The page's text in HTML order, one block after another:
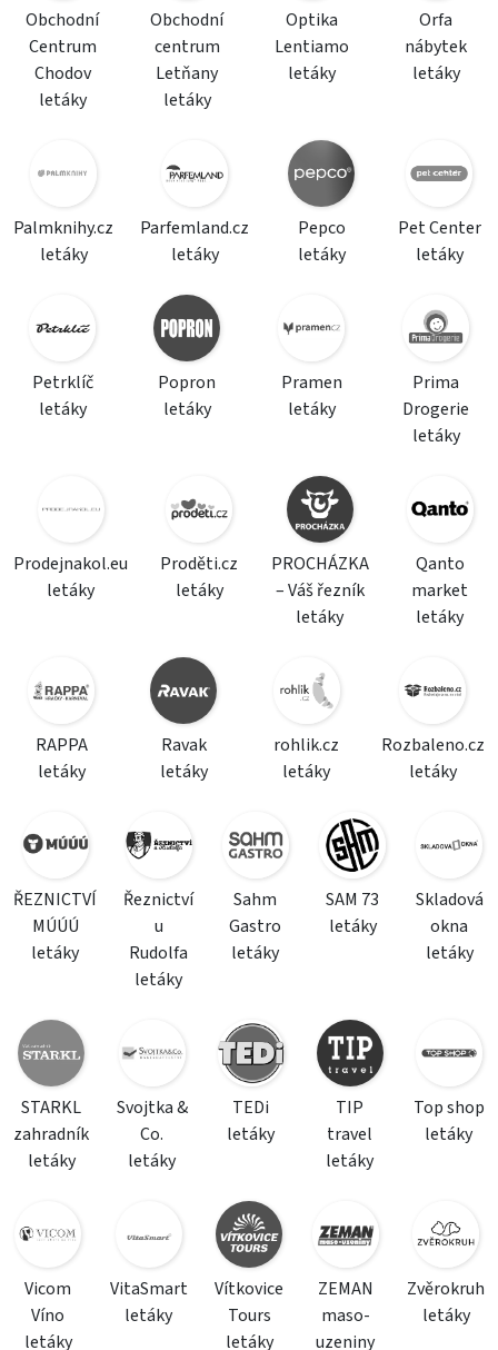
Obchodní
Centrum
Chodov
letáky
Obchodní
centrum
Letňany
letáky
Optika
Lentiamo
letáky
Orfa
nábytek
letáky
Palmknihy.cz
letáky
Parfemland.cz
letáky
Pepco
letáky
Pet Center
letáky
Petrklíč
letáky
Popron
letáky
Pramen
letáky
Prima
Drogerie
letáky
Prodejnakol.eu
letáky
Proděti.cz
letáky
PROCHÁZKA
– Váš řezník
letáky
Qanto
market
letáky
RAPPA
letáky
Ravak
letáky
rohlik.cz
letáky
Rozbaleno.cz
letáky
ŘEZNICTVÍ
MÚÚÚ
letáky
Řeznictví
u
Rudolfa
letáky
Sahm
Gastro
letáky
SAM 73
letáky
Skladová
okna
letáky
STARKL
zahradník
letáky
Svojtka &
Co.
letáky
TEDi
letáky
TIP
travel
letáky
Top shop
letáky
Vicom
Víno
letáky
VitaSmart
letáky
Vítkovice
Tours
letáky
ZEMAN
maso-
uzeniny
Zvěrokruh
letáky